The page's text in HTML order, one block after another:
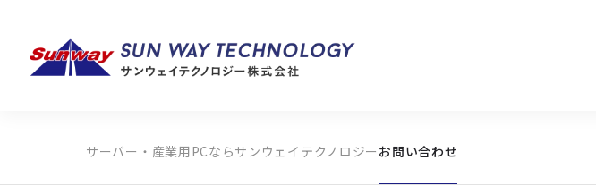
製品カテゴリから探す
サ
サーバー・産業用PCならサンウェイテクノロジー お問い合わせ